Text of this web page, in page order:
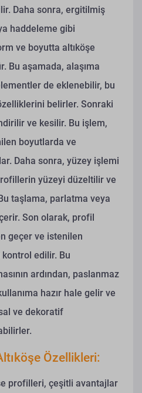
Daha sonra, ergitilmiş
haddeleme gibi
ve boyutta altıköşe
Bu aşamada, alaşıma
de eklenebilir, bu
belirler. Sonraki
ve kesilir. Bu işlem,
boyutlarda ve
Daha sonra, yüzey işlemi
yüzeyi düzeltilir ve
taşlama, parlatma veya
Son olarak, profil
geçer ve istenilen
edilir. Bu
ardından, paslanmaz
hazır hale gelir ve
ve dekoratif
Özellikleri:
profilleri, çeşitli avantajlar